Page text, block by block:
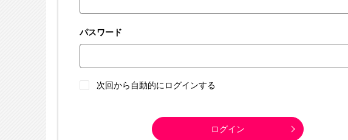
パスワード
次回から自動的にログインする
ログイン